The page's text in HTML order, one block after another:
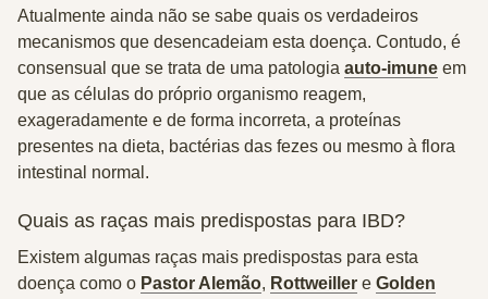
Atualmente ainda não se sabe quais os verdadeiros
mecanismos que desencadeiam esta doença. Contudo, é
consensual que se trata de uma patologia auto-imune em
que as células do próprio organismo reagem,
exageradamente e de forma incorreta, a proteínas
presentes na dieta, bactérias das fezes ou mesmo à flora
intestinal normal.
Quais as raças mais predispostas para IBD?
Existem algumas raças mais predispostas para esta
doença como o Pastor Alemão, Rottweiller e Golden